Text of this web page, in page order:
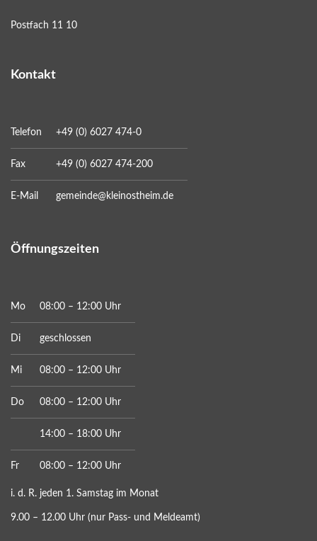
Postfach 11 10
Kontakt
Telefon +49 (0) 6027 474-0
Fax +49 (0) 6027 474-200
E-Mail gemeinde@kleinostheim.de
Öffnungszeiten
Mo 08:00 – 12:00 Uhr
Di geschlossen
Mi 08:00 – 12:00 Uhr
Do 08:00 – 12:00 Uhr
14:00 – 18:00 Uhr
Fr 08:00 – 12:00 Uhr
i. d. R. jeden 1. Samstag im Monat
9.00 – 12.00 Uhr (nur Pass- und Meldeamt)